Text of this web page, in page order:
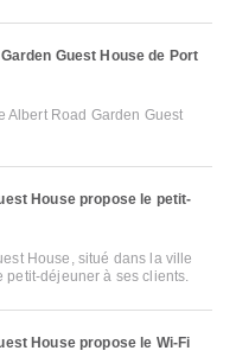
Guest House de Port
Albert Road Garden Guest
House propose le petit-
House, situé dans la ville
petit-déjeuner à ses clients.
House propose le Wi-Fi